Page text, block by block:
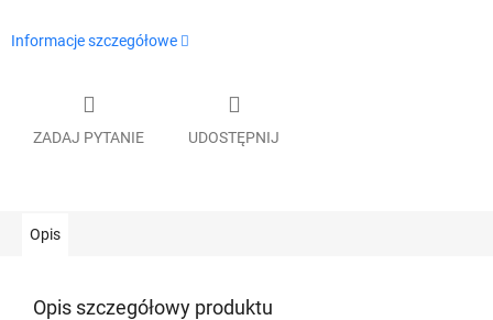
Informacje szczegółowe
ZADAJ PYTANIE UDOSTĘPNIJ
Opis
Opis szczegółowy produktu